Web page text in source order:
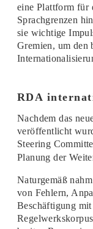
eine Plattform für
Sprachgrenzen
sie wichtige
Gremien, um den
RDA
Nachdem das
veröffentlicht
Steering
Planung der
Naturgemäß
von Fehlern,
Beschäftigung